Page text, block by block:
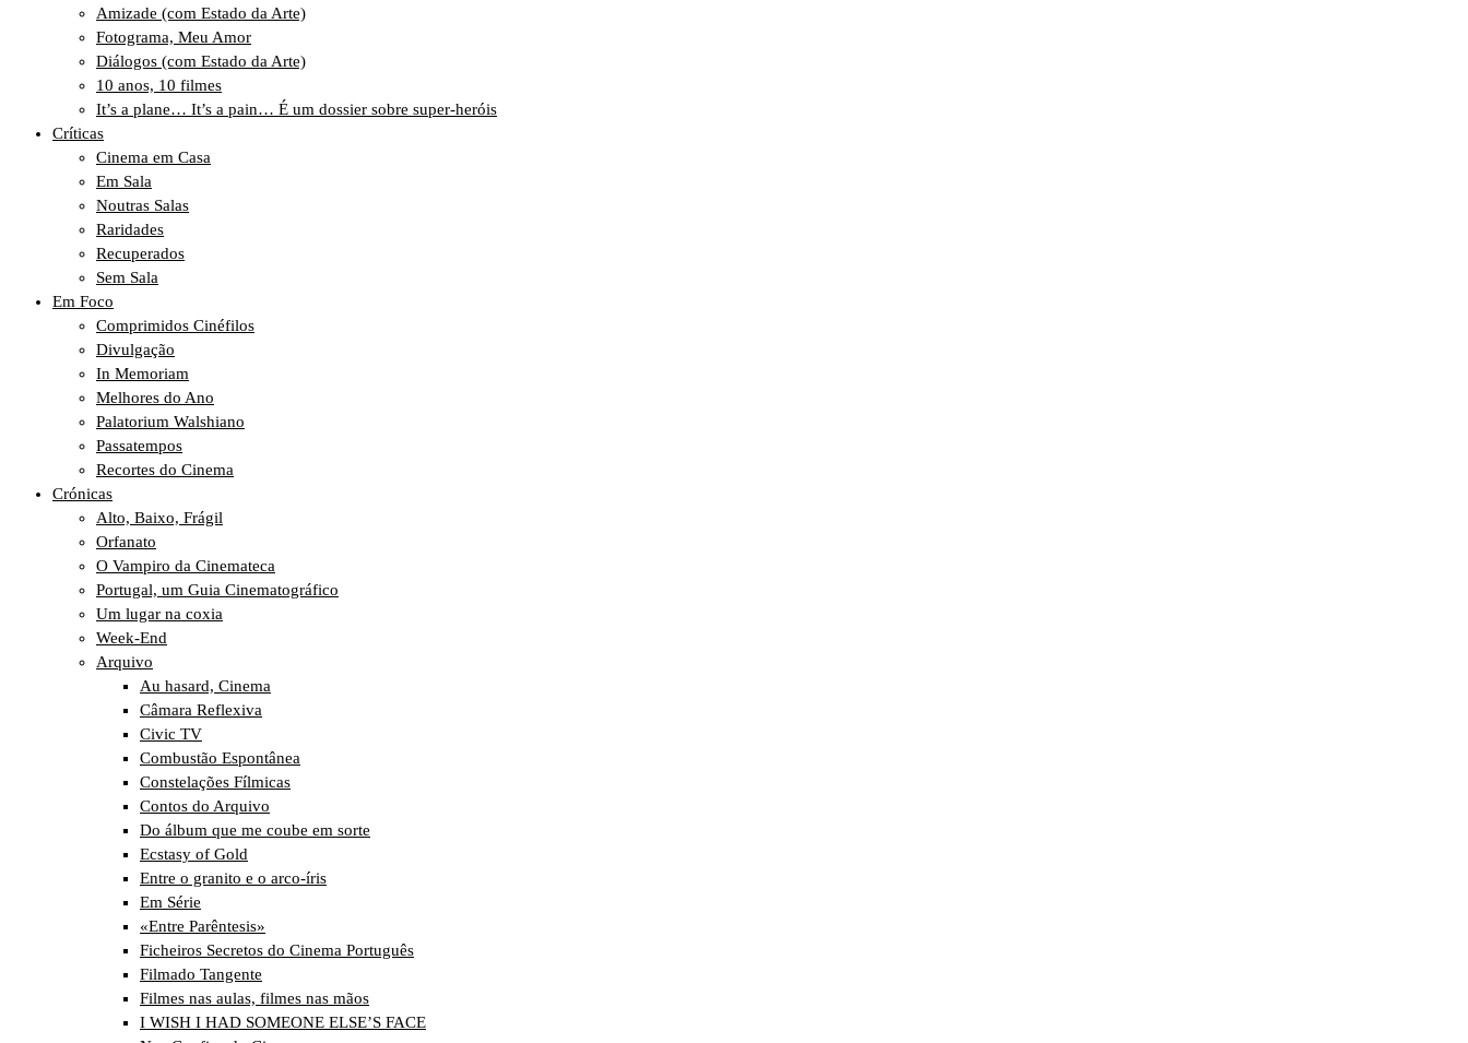
Amizade (com Estado da Arte)
Fotograma, Meu Amor
Diálogos (com Estado da Arte)
10 anos, 10 filmes
It’s a plane… It’s a pain… É um dossier sobre super-heróis
Críticas
Cinema em Casa
Em Sala
Noutras Salas
Raridades
Recuperados
Sem Sala
Em Foco
Comprimidos Cinéfilos
Divulgação
In Memoriam
Melhores do Ano
Palatorium Walshiano
Passatempos
Recortes do Cinema
Crónicas
Alto, Baixo, Frágil
Orfanato
O Vampiro da Cinemateca
Portugal, um Guia Cinematográfico
Um lugar na coxia
Week-End
Arquivo
Au hasard, Cinema
Câmara Reflexiva
Civic TV
Combustão Espontânea
Constelações Fílmicas
Contos do Arquivo
Do álbum que me coube em sorte
Ecstasy of Gold
Entre o granito e o arco-íris
Em Série
«Entre Parêntesis»
Ficheiros Secretos do Cinema Português
Filmado Tangente
Filmes nas aulas, filmes nas mãos
I WISH I HAD SOMEONE ELSE’S FACE